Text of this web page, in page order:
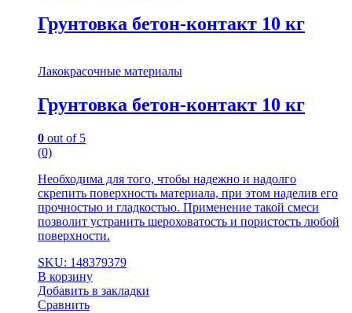
Грунтовка бетон-контакт 10 кг
Лакокрасочные материалы
Грунтовка бетон-контакт 10 кг
0 out of 5
(0)
Необходима для того, чтобы надежно и надолго
скрепить поверхность материала, при этом наделив его
прочностью и гладкостью. Применение такой смеси
позволит устранить шероховатость и пористость любой
поверхности.
SKU: 148379379
В корзину
Добавить в закладки
Сравнить